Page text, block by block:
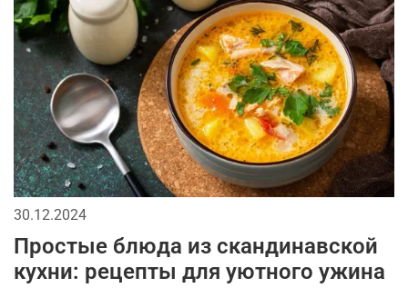
30.12.2024
Простые блюда из скандинавской
кухни: рецепты для уютного ужина